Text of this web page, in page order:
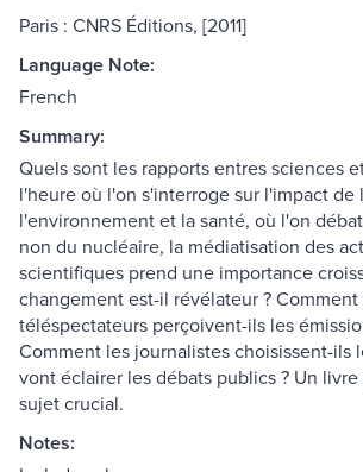
Paris : CNRS Éditions, [2011]
Language Note:
French
Summary:
Quels sont les rapports entres sciences
l'heure où l'on s'interroge sur l'impact de
l'environnement et la santé, où l'on
non du nucléaire, la médiatisation des
scientifiques prend une importance
changement est-il révélateur ? Comment
téléspectateurs perçoivent-ils les
Comment les journalistes choisissent-ils
vont éclairer les débats publics ? Un
sujet crucial.
Notes: